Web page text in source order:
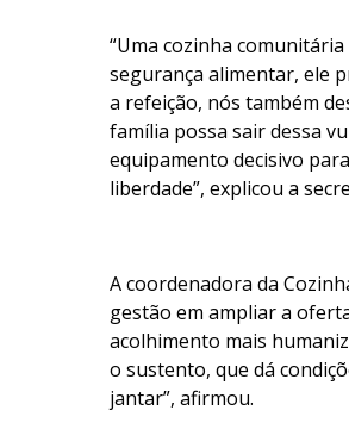
“Uma cozinha
segurança alimentar, ele
a refeição, nós também
família possa sair dessa
equipamento decisivo
liberdade”, explicou a
A coordenadora da
gestão em ampliar a
acolhimento mais
o sustento, que dá
jantar”,